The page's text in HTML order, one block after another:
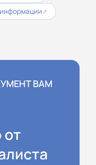
↗
ВАМ
от